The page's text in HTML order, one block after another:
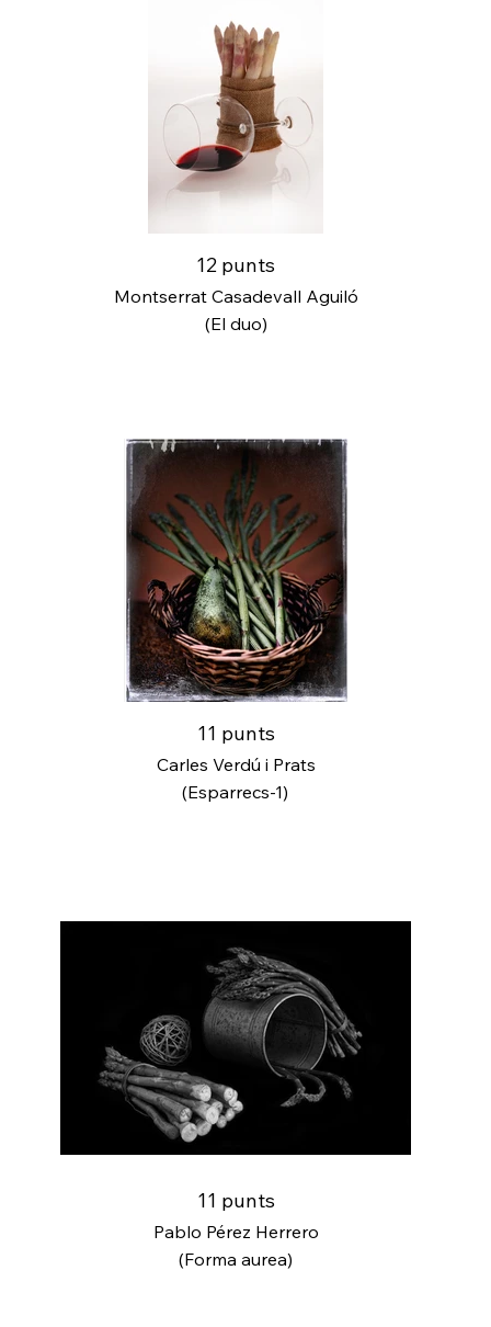
12 punts
Montserrat Casadevall Aguiló
(El duo)
11 punts
Carles Verdú i Prats
(Esparrecs-1)
11 punts
Pablo Pérez Herrero
(Forma aurea)